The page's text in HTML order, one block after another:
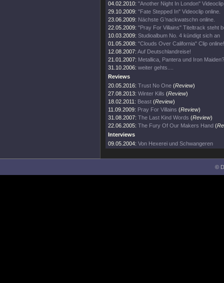
04.02.2010: "Another Night In London"
29.10.2009: "Fate Stepped In" Videoclip online.
23.06.2009: Nächste G’nackwatschn online.
22.05.2009: "Pray For Villains" Titeltrack steht
10.03.2009: Studioalbum No. 4 kündigt sich an
01.05.2008: "Clouds Over California" Clip online!
12.08.2007: Auf Deutschlandreise!
21.01.2007: Metallica, Pantera und Iron
31.10.2006: weiter gehts....
Reviews
20.05.2016: Trust No One (Review)
27.08.2013: Winter Kills (Review)
18.02.2011: Beast (Review)
11.09.2009: Pray For Villains (Review)
31.08.2007: The Last Kind Words (Review)
22.06.2005: The Fury Of Our Makers Hand (
Interviews
09.05.2004: Von Hexerei und Schwangeren
©